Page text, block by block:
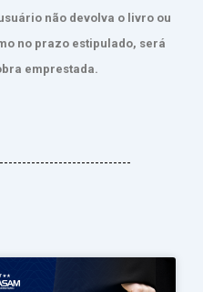
não devolva o livro ou
no prazo estipulado, será
emprestada.